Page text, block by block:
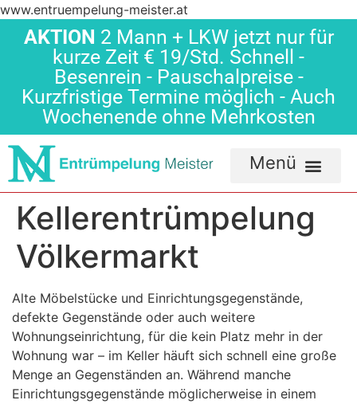
www.entruempelung-meister.at
AKTION 2 Mann + LKW jetzt nur für
kurze Zeit € 19/Std. Schnell -
Besenrein - Pauschalpreise -
Kurzfristige Termine möglich - Auch
Wochenende ohne Mehrkosten
Kellerentrümpelung
Völkermarkt
Alte Möbelstücke und Einrichtungsgegenstände,
defekte Gegenstände oder auch weitere
Wohnungseinrichtung, für die kein Platz mehr in der
Wohnung war – im Keller häuft sich schnell eine große
Menge an Gegenständen an. Während manche
Einrichtungsgegenstände möglicherweise in einem